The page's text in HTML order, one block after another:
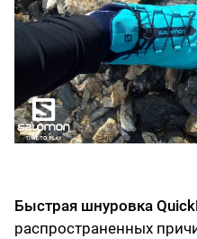
Быстрая шнуровка
распространенных